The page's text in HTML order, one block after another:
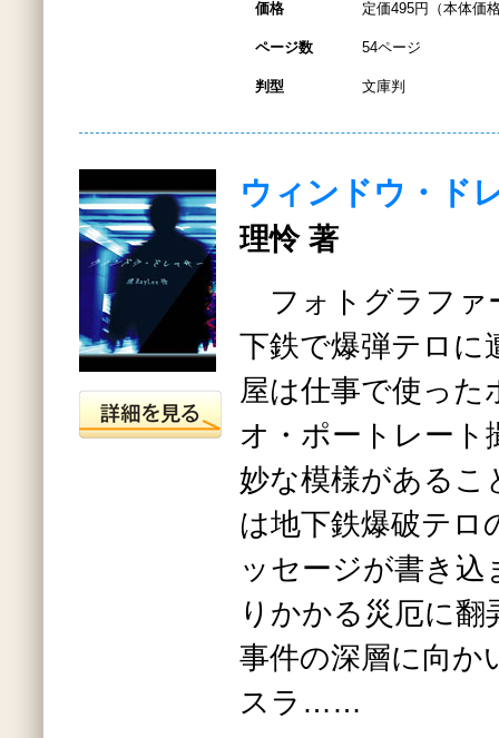
価格 定価495円（本体価
ページ数 54ページ
判型 文庫判
ウィンドウ・ド
理怜 著
フォトグラファ
下鉄で爆弾テロに
屋は仕事で使っ
オ・ポートレート
妙な模様があるこ
は地下鉄爆破テロ
ッセージが書き
りかかる災厄に
事件の深層に向か
スラ……